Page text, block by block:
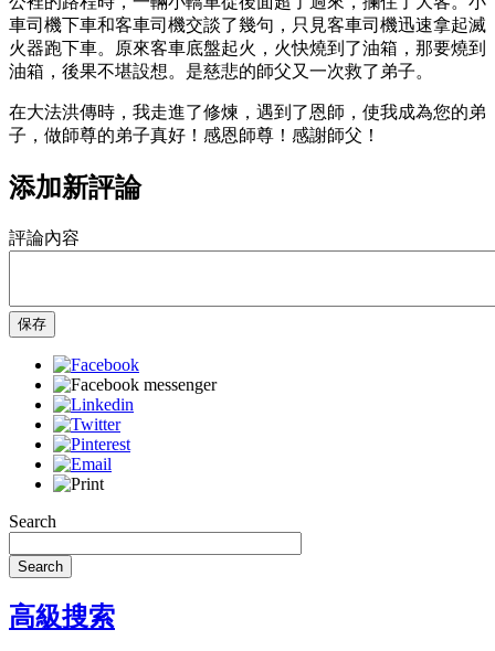
車司機下車和客車司機交談了幾句，只見客車司機迅速拿起滅
火器跑下車。原來客車底盤起火，火快燒到了油箱，那要燒到
油箱，後果不堪設想。是慈悲的師父又一次救了弟子。
在大法洪傳時，我走進了修煉，遇到了恩師，使我成為您的弟
子，做師尊的弟子真好！感恩師尊！感謝師父！
添加新評論
評論內容
保存
Search
Search
高級搜索